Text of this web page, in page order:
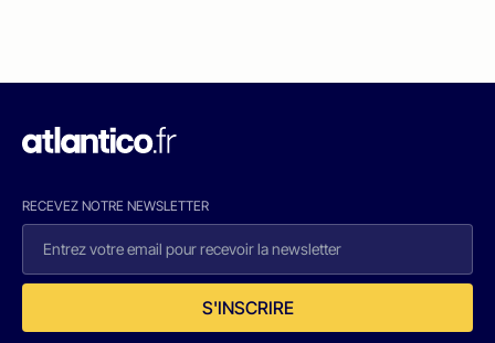
RECEVEZ NOTRE NEWSLETTER
S'INSCRIRE